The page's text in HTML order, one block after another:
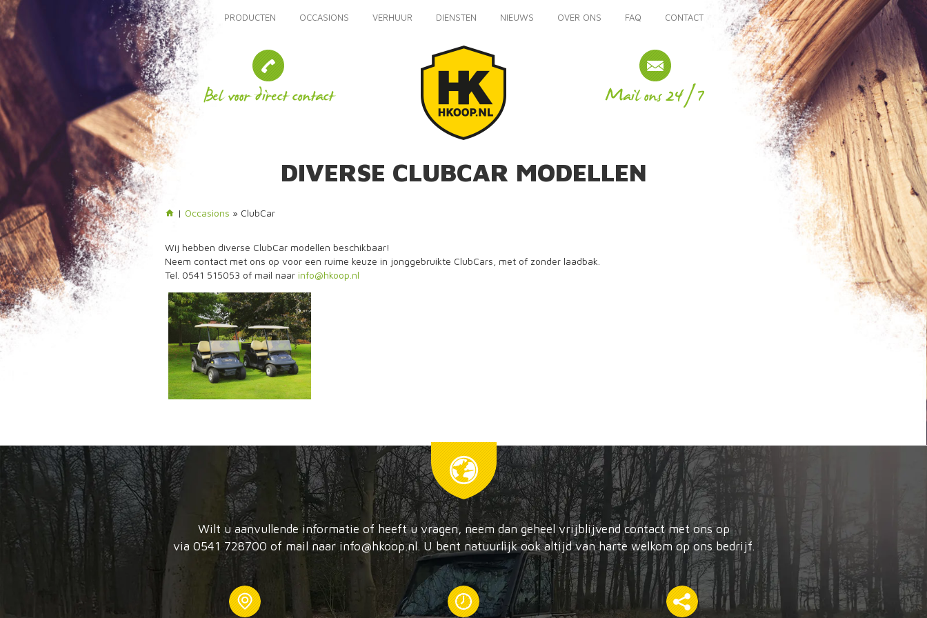
PRODUCTEN OCCASIONS VERHUUR DIENSTEN NIEUWS OVER ONS FAQ CONTACT
DIVERSE CLUBCAR MODELLEN
| Occasions » ClubCar
Wij hebben diverse ClubCar modellen beschikbaar!
Neem contact met ons op voor een ruime keuze in jonggebruikte ClubCars, met of zonder laadbak.
Tel. 0541 515053 of mail naar info@hkoop.nl
Wilt u aanvullende informatie of heeft u vragen, neem dan geheel vrijblijvend contact met ons op
via 0541 728700 of mail naar info@hkoop.nl. U bent natuurlijk ook altijd van harte welkom op ons bedrijf.